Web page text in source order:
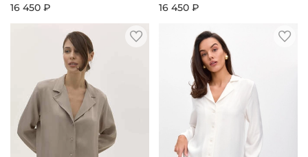
16 450 ₽
16 450 ₽